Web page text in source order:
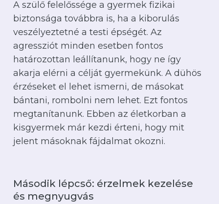
Nincsenek termékek a
kosárban.
A szülő felelőssége a gyermek fizikai
biztonsága továbbra is, ha a kiborulás
veszélyeztetné a testi épségét. Az
agressziót minden esetben fontos
határozottan leállítanunk, hogy ne így
akarja elérni a célját gyermekünk. A dühös
érzéseket el lehet ismerni, de másokat
bántani, rombolni nem lehet. Ezt fontos
megtanítanunk. Ebben az életkorban a
kisgyermek már kezdi érteni, hogy mit
jelent másoknak fájdalmat okozni.
Második lépcső: érzelmek kezelése
és megnyugvás